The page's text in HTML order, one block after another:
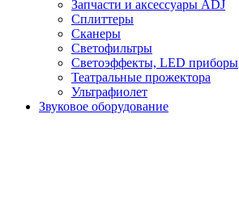
Запчасти и аксессуары ADJ
Сплиттеры
Сканеры
Светофильтры
Светоэффекты, LED приборы
Театральные прожектора
Ультрафиолет
Звуковое оборудование